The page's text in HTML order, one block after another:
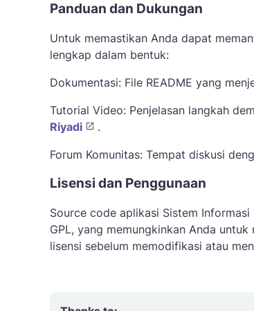
Panduan dan Dukungan
Untuk memastikan Anda dapat
lengkap dalam bentuk:
Dokumentasi: File README yang
Tutorial Video: Penjelasan langkah
Riyadi
.
Forum Komunitas: Tempat diskusi
Lisensi dan Penggunaan
Source code aplikasi Sistem
GPL, yang memungkinkan Anda
lisensi sebelum memodifikasi atau